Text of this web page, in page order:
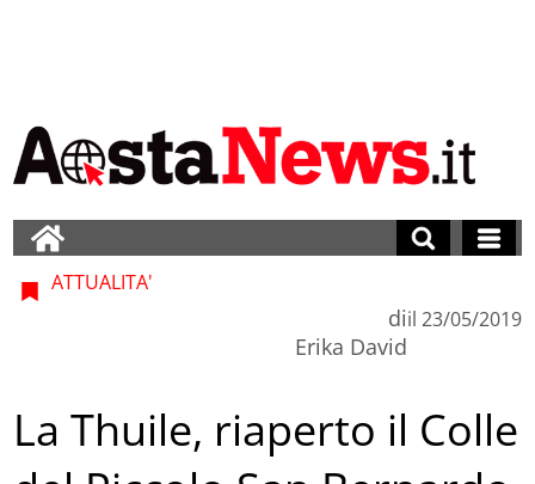
ATTUALITA'
di
Erika David
il 23/05/2019
La Thuile, riaperto il Colle